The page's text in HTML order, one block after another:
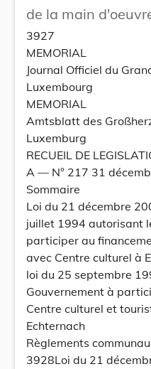
de la main
3927
MEMORIAL
Journal Officiel du
Luxembourg
MEMORIAL
Amtsblatt des
Luxemburg
RECUEIL DE
A –– N° 217 31
Sommaire
Loi du 21 décembre
juillet 1994 autorisant
participer au
avec Centre culturel à
loi du 25 septembre
Gouvernement à
Centre culturel et
Echternach
Règlements
3928Loi du 21